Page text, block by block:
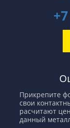
Прикрепите
свои
расчитают
данный